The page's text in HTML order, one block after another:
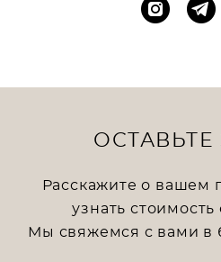
ОСТАВЬТЕ
Расскажите о вашем
узнать
Мы свяжемся с вами в